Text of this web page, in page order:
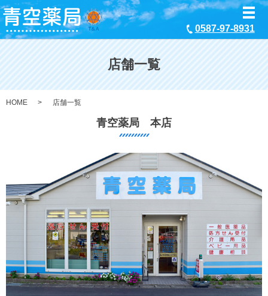
0587-97-8931
メ
店舗一覧
HOME 店舗一覧
青空薬局 本店